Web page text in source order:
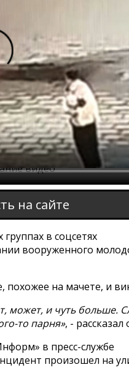
видео
на сайте
в соцсетях
вооруженного
похожее на мачете, и
может, и чуть больше.
то парня», -
в пресс-службе
произошел на